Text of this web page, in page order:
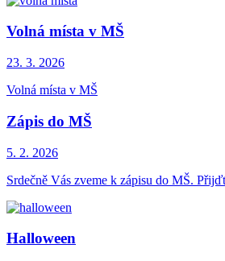
Volná místa v MŠ
23. 3. 2026
Volná místa v MŠ
Zápis do MŠ
5. 2. 2026
Srdečně Vás zveme k zápisu do MŠ.
Halloween